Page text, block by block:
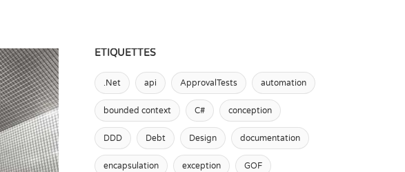
ÉTIQUETTES
.Net api ApprovalTests automation
bounded context C# conception
DDD Debt Design documentation
encapsulation exception GOF